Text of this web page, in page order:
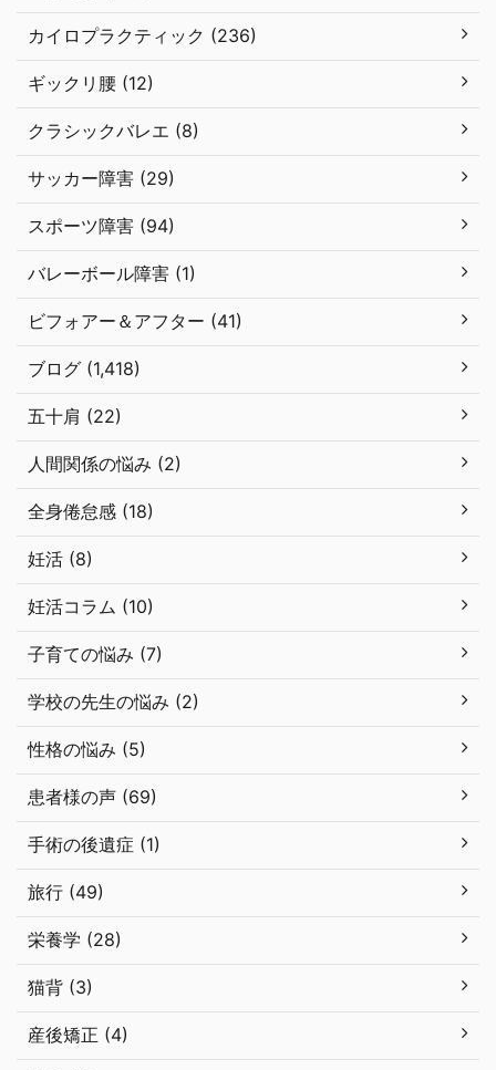
カイロプラクティック (236)
ギックリ腰 (12)
クラシックバレエ (8)
サッカー障害 (29)
スポーツ障害 (94)
バレーボール障害 (1)
ビフォアー＆アフター (41)
ブログ (1,418)
五十肩 (22)
人間関係の悩み (2)
全身倦怠感 (18)
妊活 (8)
妊活コラム (10)
子育ての悩み (7)
学校の先生の悩み (2)
性格の悩み (5)
患者様の声 (69)
手術の後遺症 (1)
旅行 (49)
栄養学 (28)
猫背 (3)
産後矯正 (4)